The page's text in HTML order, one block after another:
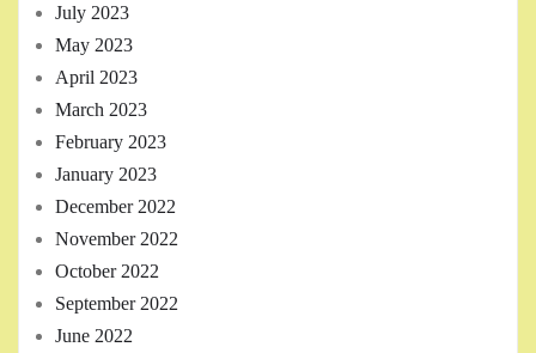
July 2023
May 2023
April 2023
March 2023
February 2023
January 2023
December 2022
November 2022
October 2022
September 2022
June 2022